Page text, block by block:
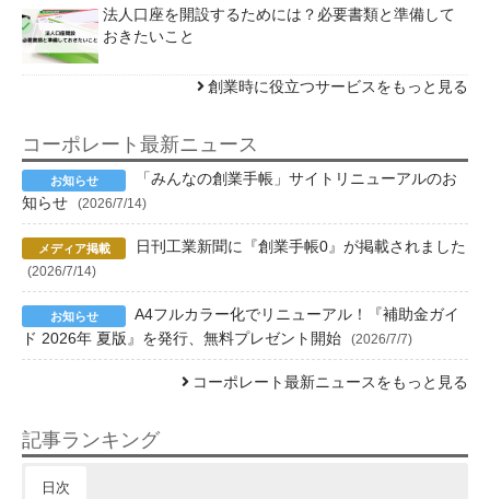
法人口座を開設するためには？必要書類と準備して
おきたいこと
創業時に役立つサービスをもっと見る
コーポレート最新ニュース
「みんなの創業手帳」サイトリニューアルのお
知らせ
(2026/7/14)
日刊工業新聞に『創業手帳0』が掲載されました
(2026/7/14)
A4フルカラー化でリニューアル！『補助金ガイ
ド 2026年 夏版』を発行、無料プレゼント開始
(2026/7/7)
コーポレート最新ニュースをもっと見る
記事ランキング
日次